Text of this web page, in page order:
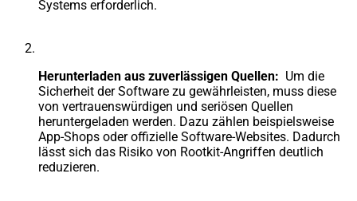
Systems erforderlich.
Herunterladen aus zuverlässigen Quellen: Um die
Sicherheit der Software zu gewährleisten, muss diese
von vertrauenswürdigen und seriösen Quellen
heruntergeladen werden. Dazu zählen beispielsweise
App-Shops oder offizielle Software-Websites. Dadurch
lässt sich das Risiko von Rootkit-Angriffen deutlich
reduzieren.